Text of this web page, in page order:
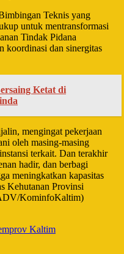
Teknis yang
untuk mentransformasi
Tindak Pidana
koordinasi dan sinergitas
Ketat di
mengingat pekerjaan
oleh masing-masing
terkait. Dan terakhir
hadir, dan berbagi
meningkatkan kapasitas
Kehutanan Provinsi
KominfoKaltim)
Kaltim